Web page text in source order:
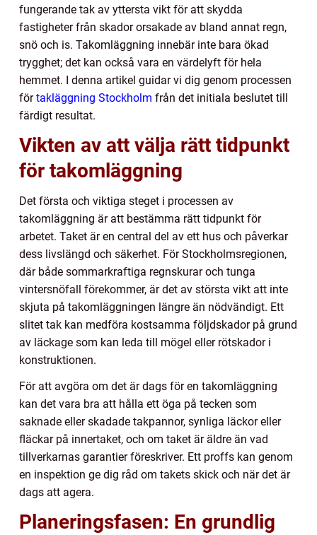
fungerande tak av yttersta vikt för att skydda
fastigheter från skador orsakade av bland annat regn,
snö och is. Takomläggning innebär inte bara ökad
trygghet; det kan också vara en värdelyft för hela
hemmet. I denna artikel guidar vi dig genom processen
förtakläggning Stockholm från det initiala beslutet till
färdigt resultat.
Vikten av att välja rätt tidpunkt
för takomläggning
Det första och viktiga steget i processen av
takomläggning är att bestämma rätt tidpunkt för
arbetet. Taket är en central del av ett hus och påverkar
dess livslängd och säkerhet. För Stockholmsregionen,
där både sommarkraftiga regnskurar och tunga
vintersnöfall förekommer, är det av största vikt att inte
skjuta på takomläggningen längre än nödvändigt. Ett
slitet tak kan medföra kostsamma följdskador på grund
av läckage som kan leda till mögel eller rötskador i
konstruktionen.
För att avgöra om det är dags för en takomläggning
kan det vara bra att hålla ett öga på tecken som
saknade eller skadade takpannor, synliga läckor eller
fläckar på innertaket, och om taket är äldre än vad
tillverkarnas garantier föreskriver. Ett proffs kan genom
en inspektion ge dig råd om takets skick och när det är
dags att agera.
Planeringsfasen: En grundlig